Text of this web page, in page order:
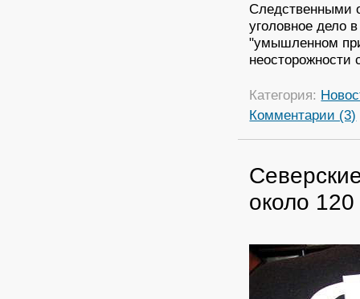
Следственными
уголовное дело
"умышленном
неосторожности
Категория:
Комментарии (3)
около